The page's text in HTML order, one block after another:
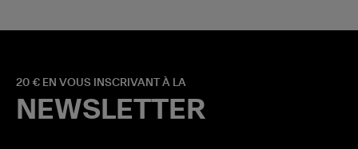
20 € EN VOUS INSCRIVANT À LA
NEWSLETTER